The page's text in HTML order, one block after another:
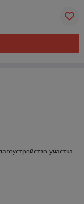
участка.